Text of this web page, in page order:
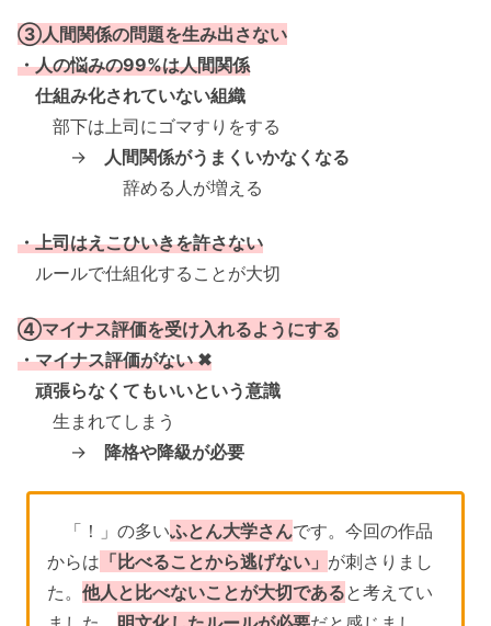
③人間関係の問題を生み出さない
・人の悩みの99%は人間関係
仕組み化されていない組織
部下は上司にゴマすりをする
→
人間関係がうまくいかなくなる
辞める人が増える
・上司はえこひいきを許さない
ルールで仕組化することが大切
④マイナス評価を受け入れるようにする
・マイナス評価がない ✖
頑張らなくてもいいという意識
生まれてしまう
→ 降格や降級が必要
「！」の多いふとん大学さんです。今回の作品
からは 「比べることから逃げない」 が刺さりまし
た。他人と比べないことが大切であると考えてい